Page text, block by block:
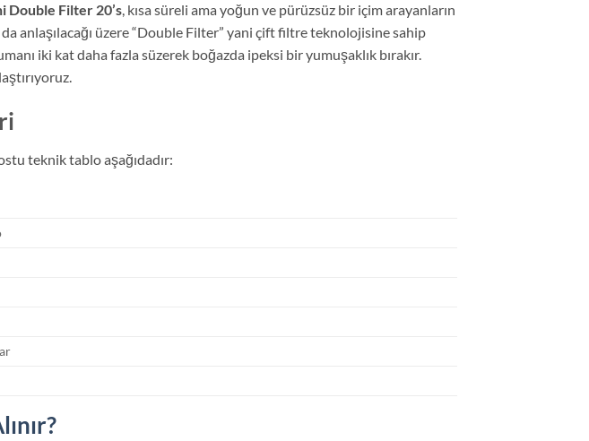
Double Filter 20’s, kısa süreli ama yoğun ve pürüzsüz bir içim arayanların
anlaşılacağı üzere “Double Filter” yani çift filtre teknolojisine sahip
iki kat daha fazla süzerek boğazda ipeksi bir yumuşaklık bırakır.
teknik tablo aşağıdadır: